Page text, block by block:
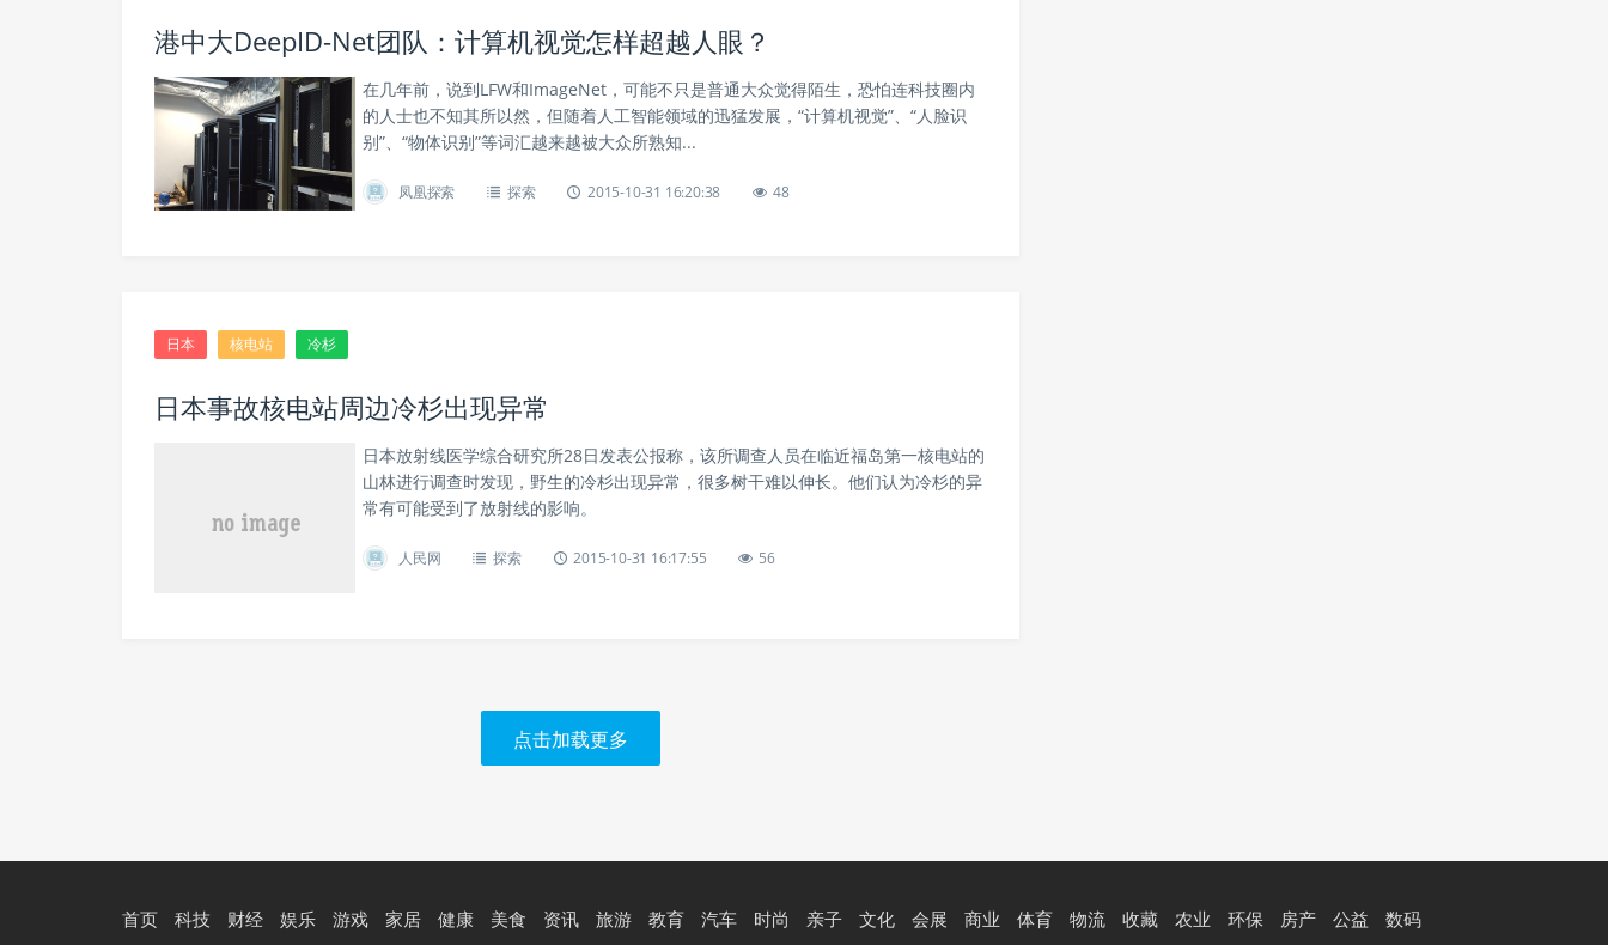
港中大DeepID-Net团队：计算机视觉怎样超越人眼？
在几年前，说到LFW和ImageNet，可能不只是普通大众觉得陌生，恐怕连科技圈内
的人士也不知其所以然，但随着人工智能领域的迅猛发展，“计算机视觉”、“人脸识
别”、“物体识别”等词汇越来越被大众所熟知...
凤凰探索 探索 2015-10-31 16:20:38 48
日本 核电站 冷杉
日本事故核电站周边冷杉出现异常
日本放射线医学综合研究所28日发表公报称，该所调查人员在临近福岛第一核电站的
山林进行调查时发现，野生的冷杉出现异常，很多树干难以伸长。他们认为冷杉的异
常有可能受到了放射线的影响。
人民网 探索 2015-10-31 16:17:55 56
点击加载更多
首页 科技 财经 娱乐 游戏 家居 健康 美食 资讯 旅游 教育 汽车 时尚 亲子 文化 会展 商业 体育 物流 收藏 农业 环保 房产 公益 数码